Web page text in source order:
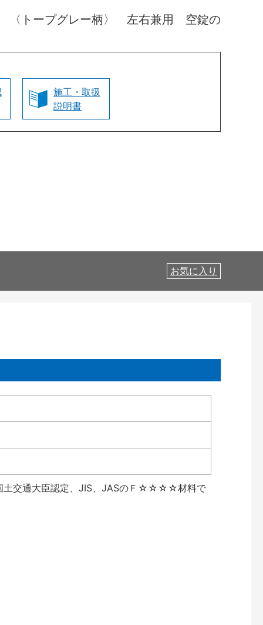
トープグレー柄〉 左右兼用 空錠の
施工・取扱
説明書
お気に入り
国土交通大臣認定、JIS、JASのＦ☆☆☆☆材料で